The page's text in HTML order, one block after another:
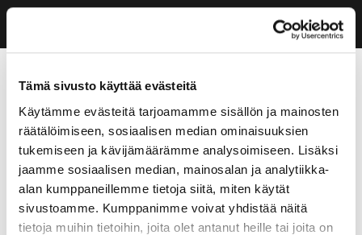
Tämä sivusto käyttää evästeitä
Käytämme evästeitä tarjoamamme sisällön ja mainosten
räätälöimiseen, sosiaalisen median ominaisuuksien
tukemiseen ja kävijämäärämme analysoimiseen. Lisäksi
jaamme sosiaalisen median, mainosalan ja analytiikka-
alan kumppaneillemme tietoja siitä, miten käytät
sivustoamme. Kumppanimme voivat yhdistää näitä
tietoja muihin tietoihin, joita olet antanut heille tai joita on